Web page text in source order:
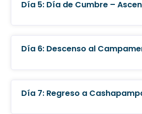
Día 5: Día de Cumbre –
Día 6: Descenso al
Día 7: Regreso a